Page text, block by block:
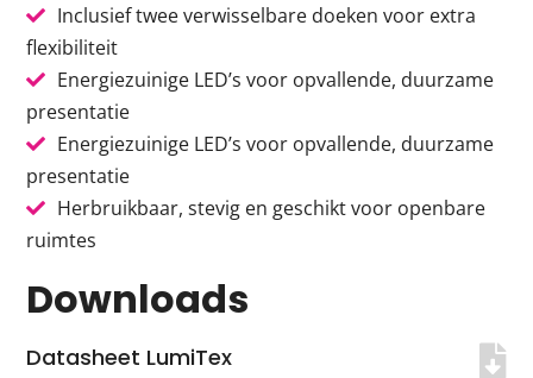
Inclusief twee verwisselbare doeken voor extra
flexibiliteit
Energiezuinige LED’s voor opvallende, duurzame
presentatie
Energiezuinige LED’s voor opvallende, duurzame
presentatie
Herbruikbaar, stevig en geschikt voor openbare
ruimtes
Downloads
Datasheet LumiTex